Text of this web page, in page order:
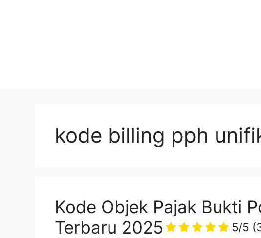
kode billing pph
Kode Objek Pajak Bukti
Terbaru 2025
5/5